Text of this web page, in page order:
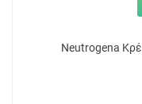
Neutrogena